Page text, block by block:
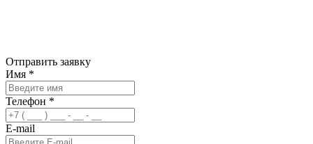
Отправить заявку
Имя *
Телефон *
E-mail